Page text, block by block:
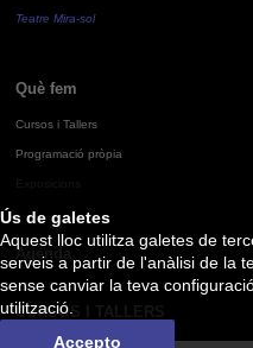
Ús de galetes
Aquest lloc utilitza galetes de
serveis a partir de l'anàlisi de la
sense canviar la teva
utilització.
Accepto
Teatre Mira-sol
Què fem
Cursos i Tallers
Programació pròpia
Agenda
CURSOS I TALLERS